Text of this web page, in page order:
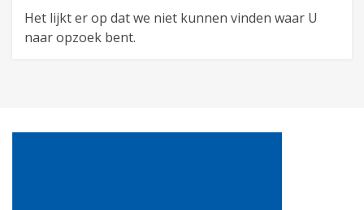
Het lijkt er op dat we niet kunnen vinden waar U
naar opzoek bent.